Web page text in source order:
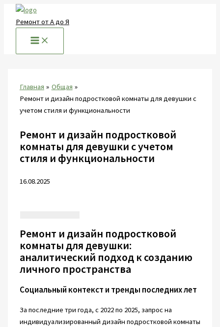
Перейти
Ремонт от А до Я
Главная
Общая
Ремонт и дизайн подростковой комнаты для девушки с
учетом стиля и функциональности
Ремонт и дизайн подростковой
комнаты для девушки с учетом
стиля и функциональности
16.08.2025
Ремонт и дизайн подростковой
комнаты для девушки:
аналитический подход к созданию
личного пространства
Социальный контекст и тренды последних лет
За последние три года, с 2022 по 2025, запрос на
индивидуализированный дизайн подростковой комнаты